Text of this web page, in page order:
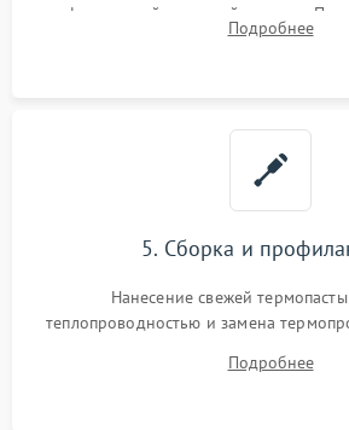
инфракрасной паяльной станции.
BIOS или замена поврежденных
Подробнее
5. Сборка и
Нанесение свежей
теплопроводностью и замена
шлейфов, модулей памяти иПодробнее